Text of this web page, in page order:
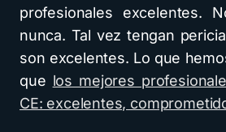
profesionales excelentes.
nunca. Tal vez tengan
son excelentes. Lo que
que los mejores
CE: excelentes,